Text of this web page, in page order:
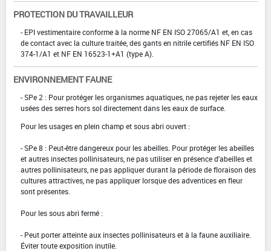
PROTECTION DU TRAVAILLEUR
- EPI vestimentaire conforme à la norme NF EN ISO 27065/A1 et, en cas
de contact avec la culture traitée, des gants en nitrile certifiés NF EN ISO
374-1/A1 et NF EN 16523-1+A1 (type A).
ENVIRONNEMENT FAUNE
- SPe 2 : Pour protéger les organismes aquatiques, ne pas rejeter les eaux
usées des serres hors sol directement dans les eaux de surface.
Pour les usages en plein champ et sous abri ouvert :
- SPe 8 : Peut-être dangereux pour les abeilles. Pour protéger les abeilles
et autres insectes pollinisateurs, ne pas utiliser en présence d'abeilles et
autres pollinisateurs, ne pas appliquer durant la période de floraison des
cultures attractives, ne pas appliquer lorsque des adventices en fleur
sont présentes.
Pour les sous abri fermé :
- Peut porter atteinte aux insectes pollinisateurs et à la faune auxiliaire.
Éviter toute exposition inutile.